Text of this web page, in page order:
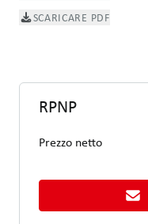
SCARICARE PDF
RPNP
Prezzo netto